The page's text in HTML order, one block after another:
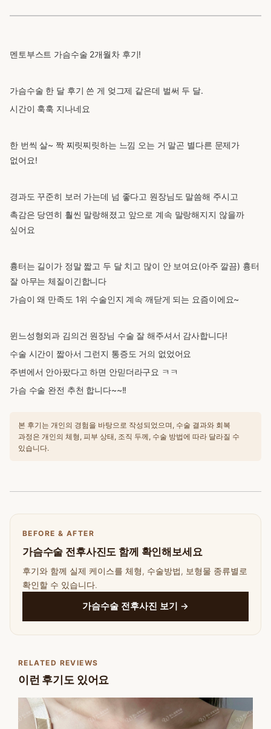
멘토부스트 가슴수술 2개월차 후기!
가슴수술 한 달 후기 쓴 게 엊그제 같은데 벌써 두 달.
시간이 훅훅 지나네요
한 번씩 살~ 짝 찌릿찌릿하는 느낌 오는 거 말곤 별다른 문제가
없어요!
경과도 꾸준히 보러 가는데 넘 좋다고 원장님도 말씀해 주시고
촉감은 당연히 훨씬 말랑해졌고 앞으로 계속 말랑해지지 않을까
싶어요
흉터는 길이가 정말 짧고 두 달 치고 많이 안 보여요(아주 깔끔) 흉터
잘 아무는 체질이긴합니다
가슴이 왜 만족도 1위 수술인지 계속 깨닫게 되는 요즘이에요~
윈느성형외과 김의건 원장님 수술 잘 해주셔서 감사합니다!
수술 시간이 짧아서 그런지 통증도 거의 없었어요
주변에서 안아팠다고 하면 안믿더라구요 ㅋㅋ
가슴 수술 완전 추천 합니다~~!!
본 후기는 개인의 경험을 바탕으로 작성되었으며, 수술 결과와 회복
과정은 개인의 체형, 피부 상태, 조직 두께, 수술 방법에 따라 달라질 수
있습니다.
BEFORE & AFTER
가슴수술 전후사진도 함께 확인해보세요
후기와 함께 실제 케이스를 체형, 수술방법, 보형물 종류별로
확인할 수 있습니다.
가슴수술 전후사진 보기 →
RELATED REVIEWS
이런 후기도 있어요